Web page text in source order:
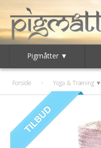
Pigmåtter ▼
Forside > Yoga & Træning ▼